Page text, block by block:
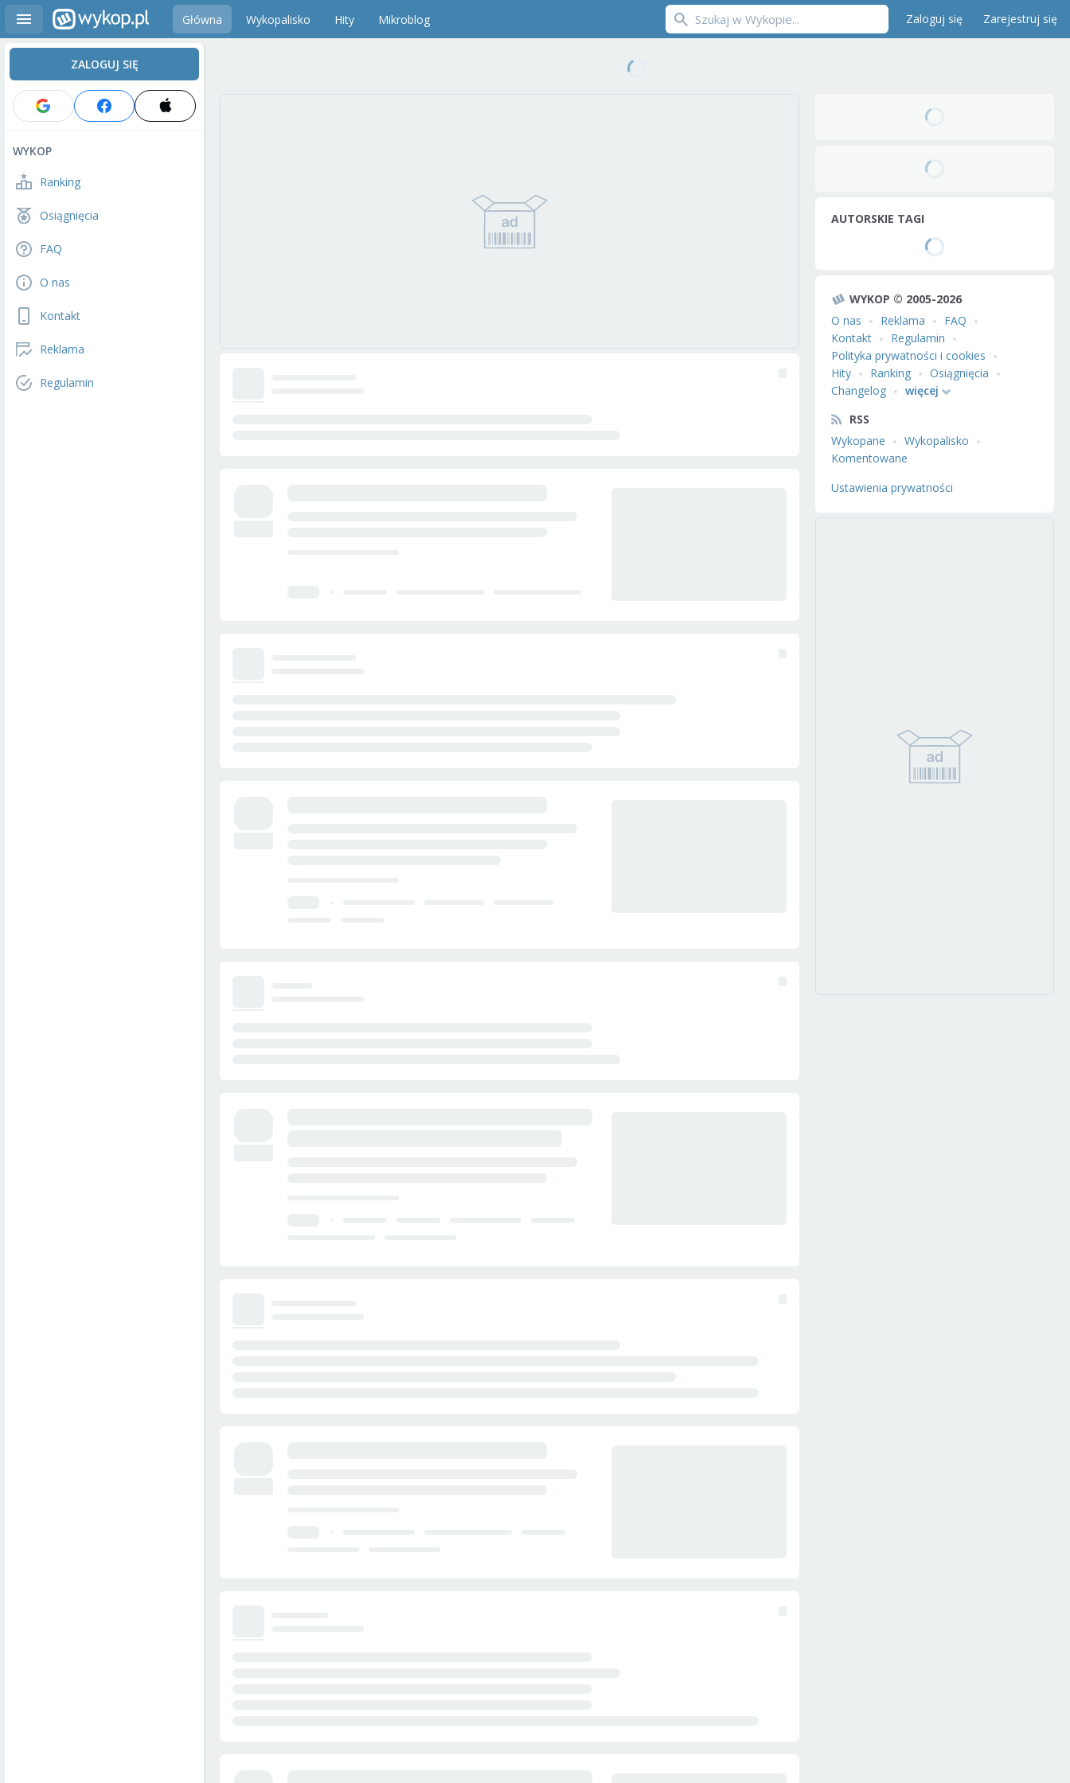
Główna Wykopalisko Hity Mikroblog Zaloguj się Zarejestruj się
ZALOGUJ SIĘ
WYKOP
Ranking
Osiągnięcia
FAQ
O nas
Kontakt
Reklama
Regulamin
AUTORSKIE TAGI
WYKOP © 2005-2026
O nas
Reklama
FAQ
Kontakt
Regulamin
Polityka prywatności i cookies
Hity
Ranking
Osiągnięcia
Changelog
więcej
RSS
Wykopane
Wykopalisko
Komentowane
Ustawienia prywatności